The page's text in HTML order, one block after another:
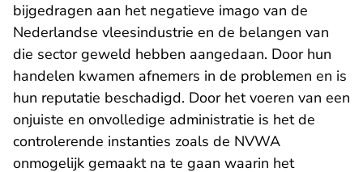
bijgedragen aan het negatieve imago van de
Nederlandse vleesindustrie en de belangen van
die sector geweld hebben aangedaan. Door hun
handelen kwamen afnemers in de problemen en is
hun reputatie beschadigd. Door het voeren van een
onjuiste en onvolledige administratie is het de
controlerende instanties zoals de NVWA
onmogelijk gemaakt na te gaan waarin het